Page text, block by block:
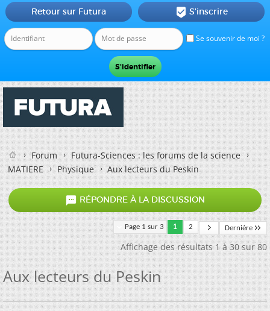
Se souvenir de moi ?
Retour sur Futura  S'inscrire
Forum
Futura-Sciences : les forums de la science
MATIERE
Physique Aux lecteurs du Peskin
 RÉPONDRE À LA DISCUSSION
Page 1 sur 3 1 2 Dernière
Affichage des résultats 1 à 30 sur 80
Aux lecteurs du Peskin